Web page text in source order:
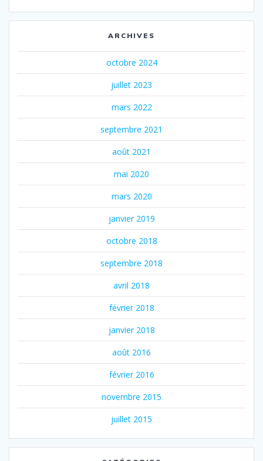
ARCHIVES
octobre 2024
juillet 2023
mars 2022
septembre 2021
août 2021
mai 2020
mars 2020
janvier 2019
octobre 2018
septembre 2018
avril 2018
février 2018
janvier 2018
août 2016
février 2016
novembre 2015
juillet 2015